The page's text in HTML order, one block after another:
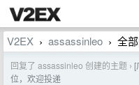
V2EX › assassinleo › 全
回复了 assassinleo 创建的主题 › [
位，欢迎投递